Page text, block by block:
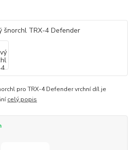
pro TRX-4 Defender vrchní díl je
celý popis